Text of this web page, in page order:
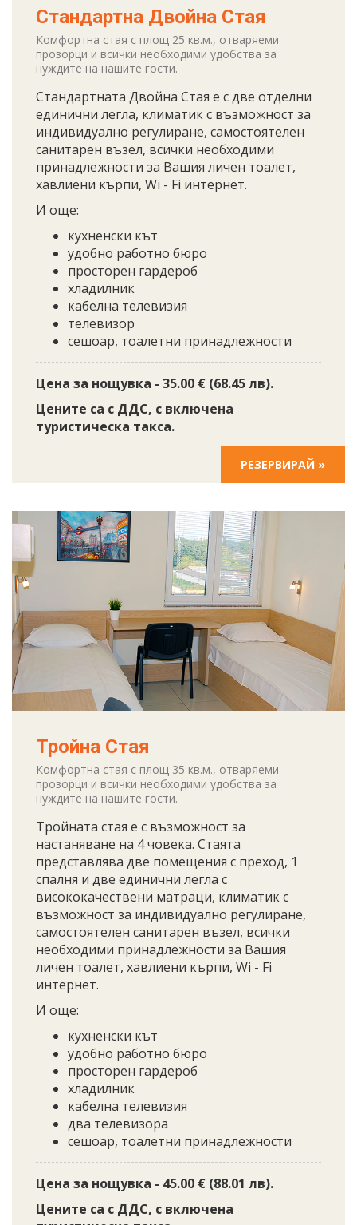
Стандартна Двойна Стая
Комфортна стая с площ 25 кв.м., отваряеми
прозорци и всички необходими удобства за
нуждите на нашите гости.
Стандартната Двойна Стая е с две отделни
единични легла, климатик с възможност за
индивидуално регулиране, самостоятелен
санитарен възел, всички необходими
принадлежности за Вашия личен тоалет,
хавлиени кърпи, Wi - Fi интернет.
И още:
кухненски кът
удобно работно бюро
просторен гардероб
хладилник
кабелна телевизия
телевизор
сешоар, тоалетни принадлежности
Цена за нощувка - 35.00 € (68.45 лв).
Цените са с ДДС, с включена
туристическа такса.
РЕЗЕРВИРАЙ »
Тройна Стая
Комфортна стая с площ 35 кв.м., отваряеми
прозорци и всички необходими удобства за
нуждите на нашите гости.
Тройната стая е с възможност за
настаняване на 4 човека. Стаята
представлява две помещения с преход, 1
спалня и две единични легла с
висококачествени матраци, климатик с
възможност за индивидуално регулиране,
самостоятелен санитарен възел, всички
необходими принадлежности за Вашия
личен тоалет, хавлиени кърпи, Wi - Fi
интернет.
И още:
кухненски кът
удобно работно бюро
просторен гардероб
хладилник
кабелна телевизия
два телевизора
сешоар, тоалетни принадлежности
Цена за нощувка - 45.00 € (88.01 лв).
Цените са с ДДС, с включена